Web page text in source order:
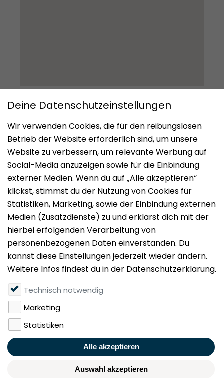
Impressum
Datenschutz
Nutzungsbedingungen
Mieten
Vermieten
Über uns
Presse
Geldwäschegesetz
Rufen Sie uns gerne an:
+49 (0)40 349 14 194